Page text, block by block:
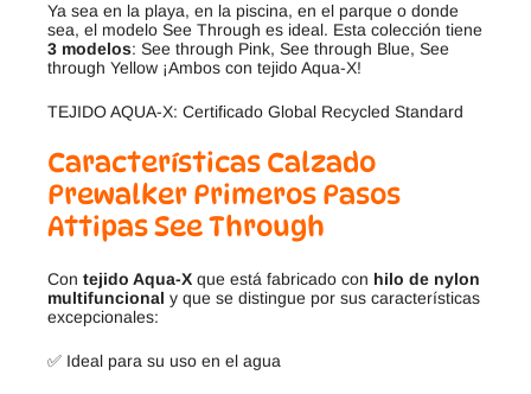
Ya sea en la playa, en la piscina, en el parque o donde
sea, el modelo See Through es ideal. Esta colección tiene
3 modelos: See through Pink, See through Blue, See
through Yellow ¡Ambos con tejido Aqua-X!
TEJIDO AQUA-X: Certificado Global Recycled Standard
Características Calzado
Prewalker Primeros Pasos
Attipas See Through
Con tejido Aqua-X que está fabricado con hilo de nylon
multifuncional y que se distingue por sus características
excepcionales:
✅ Ideal para su uso en el agua